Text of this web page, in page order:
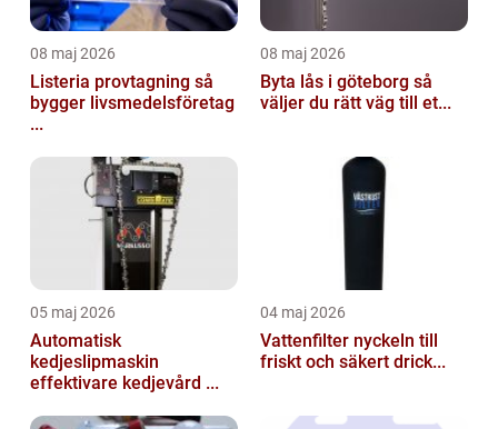
08 maj 2026
Listeria provtagning så
bygger livsmedelsföretag
...
08 maj 2026
Byta lås i göteborg så
väljer du rätt väg till et...
05 maj 2026
Automatisk
kedjeslipmaskin
effektivare kedjevård ...
04 maj 2026
Vattenfilter nyckeln till
friskt och säkert drick...